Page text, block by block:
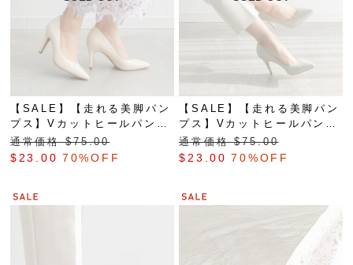
【SALE】【走れる美脚パン
プス】Vカットヒールパンプ
ス
通常価格 $‌75.00
$‌23.00 70%OFF
【SALE】【走れる美脚パン
プス】Vカットヒールパンプ
ス
通常価格 $‌75.00
$‌23.00 70%OFF